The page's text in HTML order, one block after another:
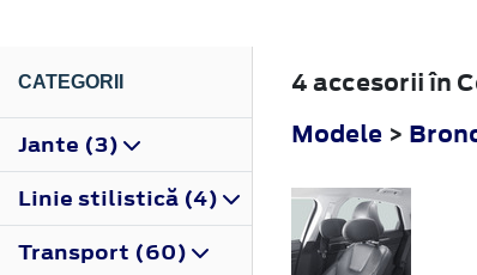
CATEGORII
Jante (3)
Linie stilistică (4)
Transport (60)
4 accesorii în
Modele >